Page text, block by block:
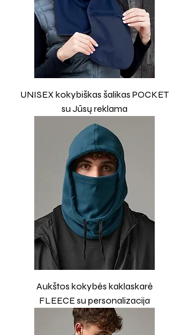
UNISEX kokybiškas šalikas POCKET
su Jūsų reklama
Aukštos kokybės kaklaskarė
FLEECE su personalizacija